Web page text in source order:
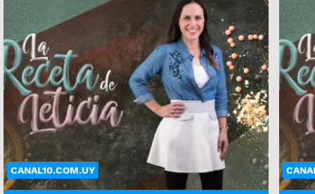
CANAL10.COM.UY